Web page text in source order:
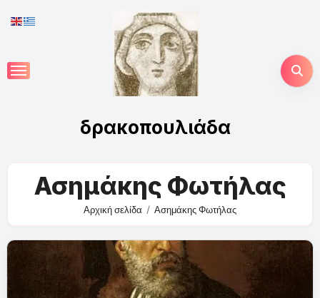
to
δρακοπουλιάδα
Ασημάκης Φωτήλας
Αρχική σελίδα Ασημάκης Φωτήλας